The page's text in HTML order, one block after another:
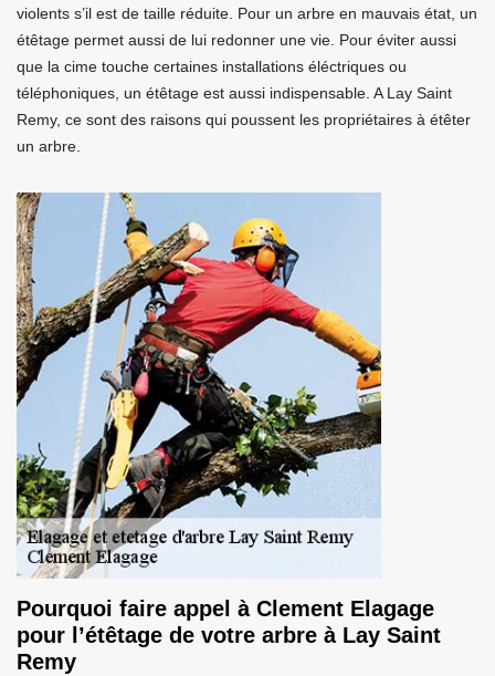
violents s’il est de taille réduite. Pour un arbre en mauvais état, un
étêtage permet aussi de lui redonner une vie. Pour éviter aussi
que la cime touche certaines installations éléctriques ou
téléphoniques, un étêtage est aussi indispensable. A Lay Saint
Remy, ce sont des raisons qui poussent les propriétaires à étêter
un arbre.
Pourquoi faire appel à Clement Elagage
pour l’étêtage de votre arbre à Lay Saint
Remy